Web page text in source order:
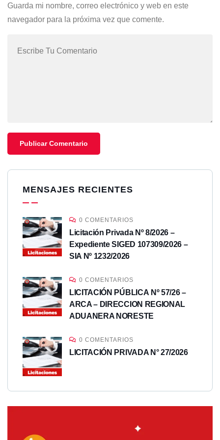
Guarda mi nombre, correo electrónico y web en este
navegador para la próxima vez que comente.
MENSAJES RECIENTES
0 COMENTARIOS
Licitación Privada Nº 8/2026 –
Expediente SIGED 107309/2026 –
SIA Nº 1232/2026
0 COMENTARIOS
LICITACIÓN PÚBLICA Nº 57/26 –
ARCA – DIRECCION REGIONAL
ADUANERA NORESTE
0 COMENTARIOS
LICITACIÓN PRIVADA N° 27/2026